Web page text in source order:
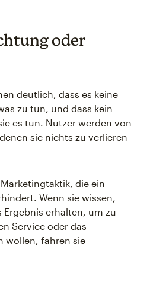
oder
deutlich, dass es keine
zu tun, und dass kein
es tun. Nutzer werden von
sie nichts zu verlieren
die ein
Wenn sie wissen,
erhalten, um zu
Service oder das
wollen, fahren sie